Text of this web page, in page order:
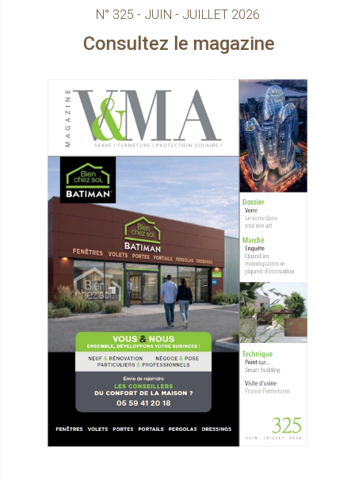
N° 325 - JUIN - JUILLET 2026
le magazine